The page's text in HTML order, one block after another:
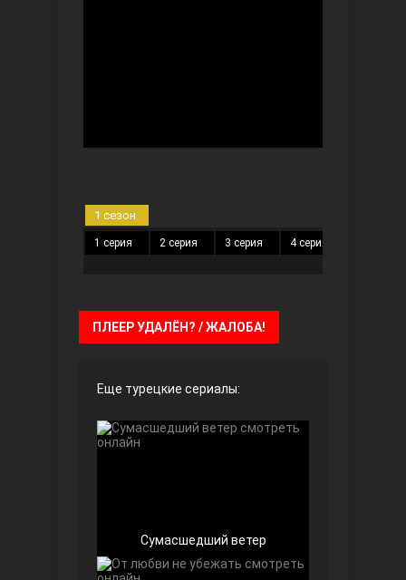
Чёрно-белая любовь
1 сезон
1 серия 2 серия 3 серия 4 серия
ПЛЕЕР УДАЛЁН? / ЖАЛОБА!
Еще турецкие сериалы:
Сумасшедший ветер